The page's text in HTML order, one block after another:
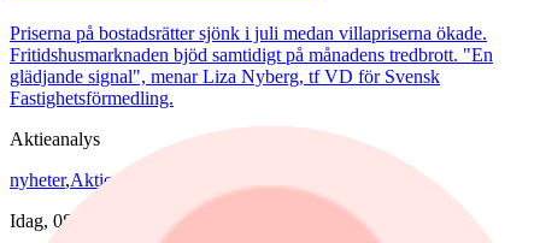
Priserna på bostadsrätter sjönk i juli medan villapriserna ökade.
Fritidshusmarknaden bjöd samtidigt på månadens tredbrott. "En
glädjande signal", menar Liza Nyberg, tf VD för Svensk
Fastighetsförmedling.
Aktieanalys
nyheter,Aktieanalys
Idag, 08:11